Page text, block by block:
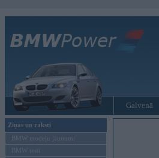
Galvenā
Ziņas un raksti
BMW modeļu jaunumi
BMW testi